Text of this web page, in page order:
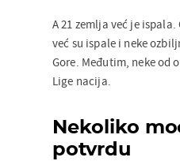
A 21 zemlja već je
već su ispale i neke
Gore. Međutim, neke od
Lige nacija.
Nekoliko
potvrdu